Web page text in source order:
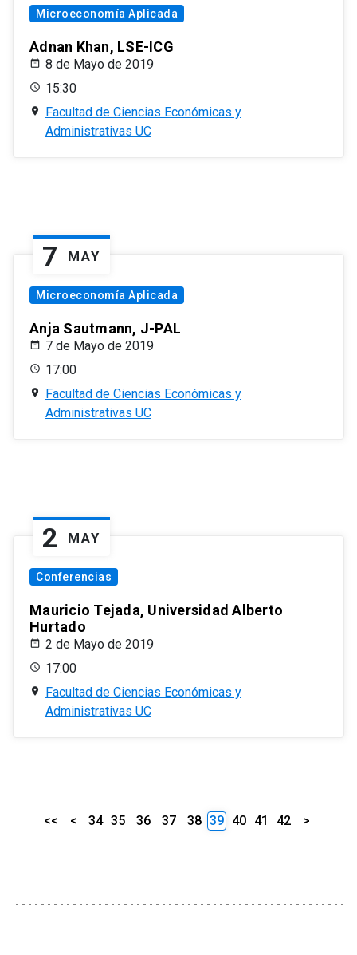
Microeconomía Aplicada
Adnan Khan, LSE-ICG
8 de Mayo de 2019
15:30
Facultad de Ciencias Económicas y
Administrativas UC
7 MAY
Microeconomía Aplicada
Anja Sautmann, J-PAL
7 de Mayo de 2019
17:00
Facultad de Ciencias Económicas y
Administrativas UC
2 MAY
Conferencias
Mauricio Tejada, Universidad Alberto
Hurtado
2 de Mayo de 2019
17:00
Facultad de Ciencias Económicas y
Administrativas UC
<< < 34 35 36 37 38 39 40 41 42 >